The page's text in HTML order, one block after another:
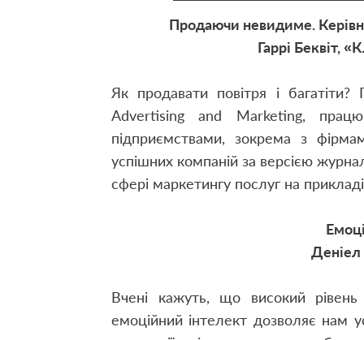
Продаючи невидиме.
Гаррі Беквіт,
Як продавати повітря і
Advertising and Marketing,
підприємствами, зокрема з
успішних компаній за версією
сфері маркетингу послуг на
Деніел
Вчені кажуть, що високий
емоційний інтелект дозволяє нам